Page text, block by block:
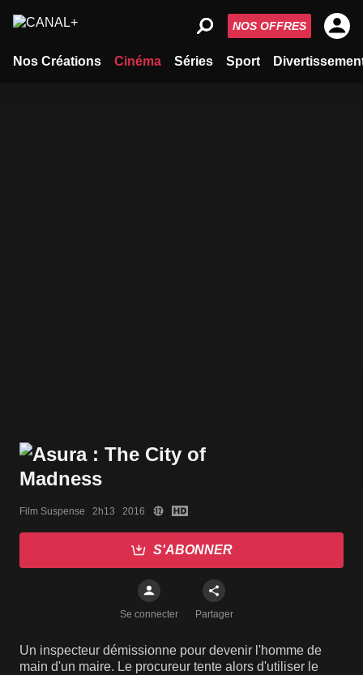
Nos Créations Cinéma Séries Sport
NOS OFFRES
Film Suspense   2h13   2016
S'ABONNER
Se connecter Partager
Un inspecteur démissionne pour devenir l'homme de
main d'un maire. Le procureur tente alors d'utiliser le